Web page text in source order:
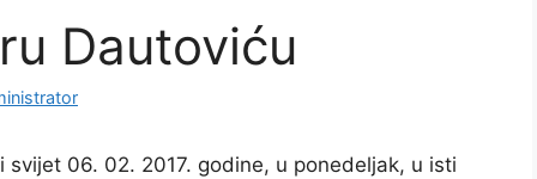
Dautoviću
06. 02. 2017. godine, u ponedeljak, u isti